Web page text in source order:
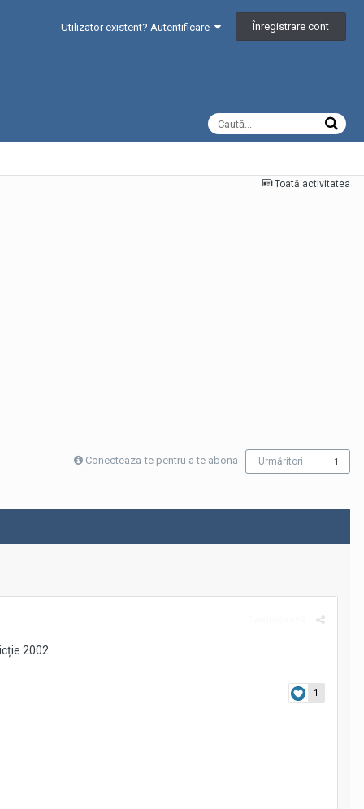
Utilizator existent? Autentificare Înregistrare cont
Toată activitatea
Conecteaza-te pentru a te abona Urmăritori 1
2002.
1